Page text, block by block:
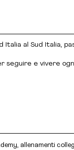
al Sud Italia,
seguire e vivere
allenamenti